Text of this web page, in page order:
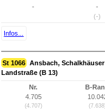
-
-
(-)
Infos...
St 1066 Ansbach,
Landstraße (B 13)
Nr.
4.705
(4.707)
B-